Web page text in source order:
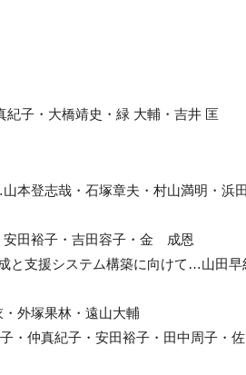
子・大橋靖史・緑 大輔・吉井 匡
本登志哉・石塚章夫・村山満明・浜
安田裕子・吉田容子・金 成恩
と支援システム構築に向けて…山田早
外塚果林・遠山大輔
・仲真紀子・安田裕子・田中周子・